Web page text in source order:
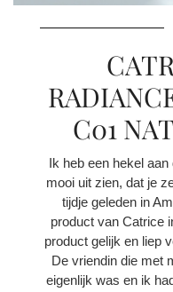
C01
Ik heb een hekel
mooi uit zien, dat je
tijdje geleden in
product van Catrice
product gelijk en liep
De vriendin die met
eigenlijk was en ik